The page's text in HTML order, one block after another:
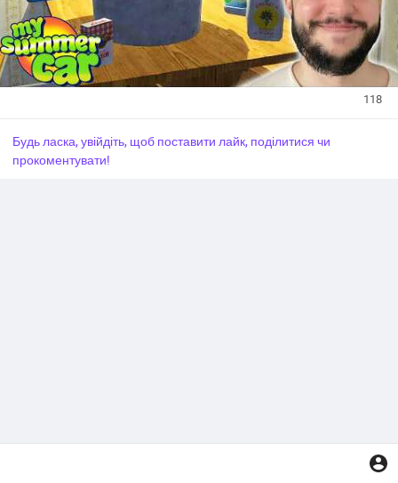
118
Будь ласка, увійдіть, щоб поставити лайк, поділитися чи
прокоментувати!